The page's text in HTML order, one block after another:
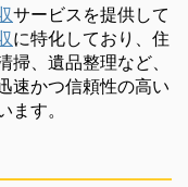
サービスを提供して
に特化しており、住
、遺品整理など、
速かつ信頼性の高い
す。